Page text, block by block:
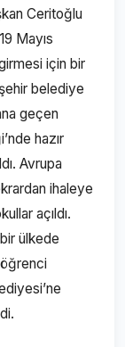
Ceritoğlu
Mayıs
için bir
belediye
geçen
hazır
Avrupa
ihaleye
açıldı.
ülkede